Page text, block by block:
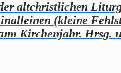
altchristlichen
(kleine
Kirchenjahr. Hrsg.